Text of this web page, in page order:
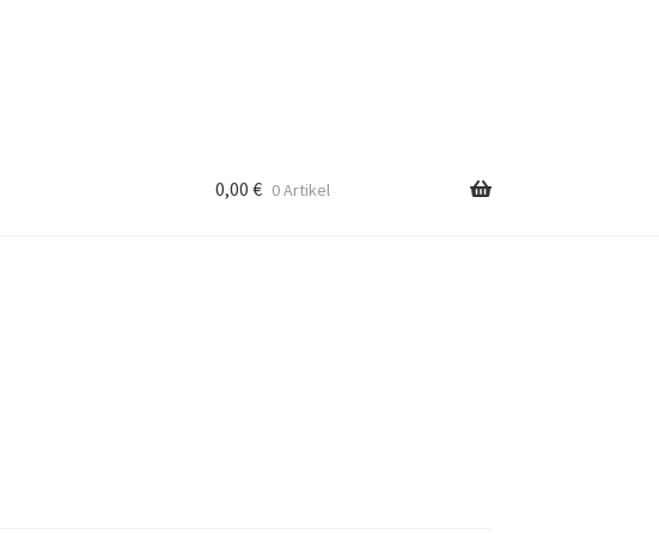
0,00 € 0 Artikel